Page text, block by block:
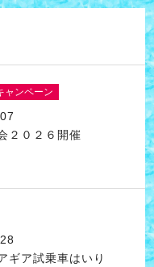
ャンペーン
２０２６開催
ギア試乗車はいり